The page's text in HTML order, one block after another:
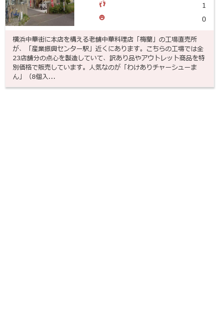
1
0
横浜中華街に本店を構える老舗中華料理店「梅蘭」の工場直売所
が、「産業振興センター駅」近くにあります。こちらの工場では全
23店舗分の点心を製造していて、訳あり品やアウトレット商品を特
別価格で販売しています。人気なのが「わけありチャーシューま
ん」（8個入...